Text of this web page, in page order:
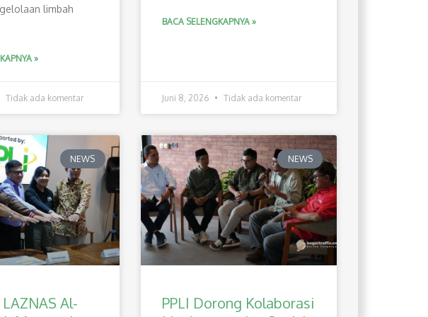
limbah
»
Tidak ada komentar
BACA SELENGKAPNYA »
Juni 8, 2026 Tidak ada komentar
NEWS
Al-
NEWS
PPLI Dorong Kolaborasi